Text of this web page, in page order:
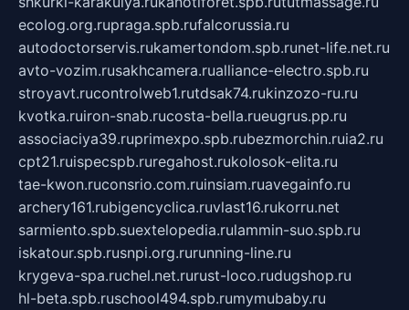
ecolog.org.rupraga.spb.rufalcorussia.ru
autodoctorservis.rukamertondom.spb.runet-life.net.ru
avto-vozim.rusakhcamera.rualliance-electro.spb.ru
stroyavt.rucontrolweb1.rutdsak74.rukinzozo-ru.ru
kvotka.ruiron-snab.rucosta-bella.rueugrus.pp.ru
associaciya39.ruprimexpo.spb.rubezmorchin.ruia2.ru
cpt21.ruispecspb.ruregahost.rukolosok-elita.ru
tae-kwon.ruconsrio.com.ruinsiam.ruavegainfo.ru
archery161.rubigencyclica.ruvlast16.rukorru.net
sarmiento.spb.suextelopedia.rulammin-suo.spb.ru
iskatour.spb.rusnpi.org.rurunning-line.ru
krygeva-spa.ruchel.net.rurust-loco.rudugshop.ru
hl-beta.spb.ruschool494.spb.rumymubaby.ru